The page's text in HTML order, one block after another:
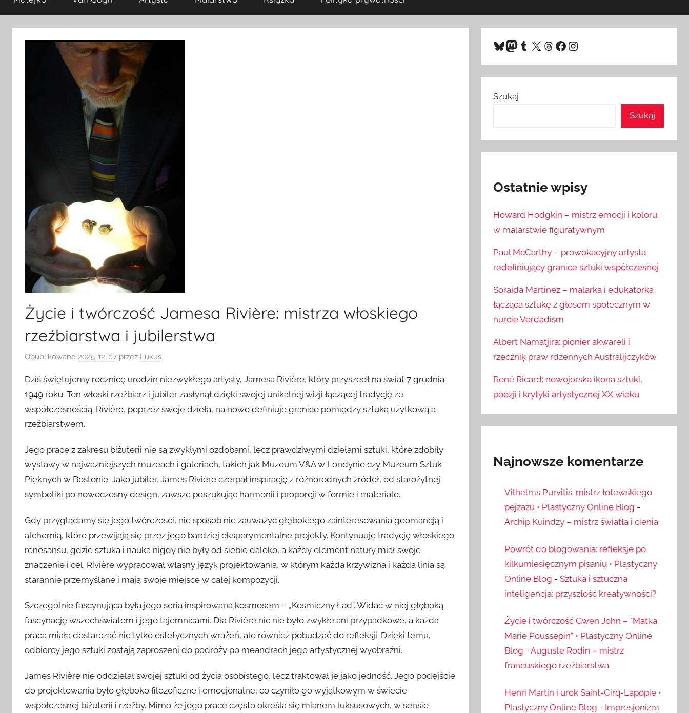
Życie i twórczość Jamesa Rivière: mistrza włoskiego
rzeźbiarstwa i jubilerstwa
Opublikowano 2025-12-07 przez Lukus
Dziś świętujemy rocznicę urodzin niezwykłego artysty, Jamesa Rivière, który przyszedł na świat 7 grudnia
1949 roku. Ten włoski rzeźbiarz i jubiler zasłynął dzięki swojej unikalnej wizji łączącej tradycję ze
współczesnością. Rivière, poprzez swoje dzieła, na nowo definiuje granice pomiędzy sztuką użytkową a
rzeźbiarstwem.
Jego prace z zakresu biżuterii nie są zwykłymi ozdobami, lecz prawdziwymi dziełami sztuki, które zdobiły
wystawy w najważniejszych muzeach i galeriach, takich jak Muzeum V&A w Londynie czy Muzeum Sztuk
Pięknych w Bostonie. Jako jubiler, James Rivière czerpał inspirację z różnorodnych źródeł, od starożytnej
symboliki po nowoczesny design, zawsze poszukując harmonii i proporcji w formie i materiale.
Gdy przyglądamy się jego twórczości, nie sposób nie zauważyć głębokiego zainteresowania geomancją i
alchemią, które przewijają się przez jego bardziej eksperymentalne projekty. Kontynuuje tradycję włoskiego
renesansu, gdzie sztuka i nauka nigdy nie były od siebie daleko, a każdy element natury miał swoje
znaczenie i cel. Rivière wypracował własny język projektowania, w którym każda krzywizna i każda linia są
starannie przemyślane i mają swoje miejsce w całej kompozycji.
Szczególnie fascynująca była jego seria inspirowana kosmosem – „Kosmiczny Ład”. Widać w niej głęboką
fascynację wszechświatem i jego tajemnicami. Dla Rivière nic nie było zwykłe ani przypadkowe, a każda
praca miała dostarczać nie tylko estetycznych wrażeń, ale również pobudzać do refleksji. Dzięki temu,
odbiorcy jego sztuki zostają zaproszeni do podróży po meandrach jego artystycznej wyobraźni.
James Rivière nie oddzielał swojej sztuki od życia osobistego, lecz traktował je jako jedność. Jego podejście
do projektowania było głęboko filozoficzne i emocjonalne, co czyniło go wyjątkowym w świecie
współczesnej biżuterii i rzeźby. Mimo że jego prace często określa się mianem luksusowych, w sensie
Bluesky
Mastodon
Tumblr
X Threads
Facebook
Instagram
Szukaj
Szukaj
Ostatnie wpisy
Howard Hodgkin – mistrz emocji i koloru
w malarstwie figuratywnym
Paul McCarthy – prowokacyjny artysta
redefiniujący granice sztuki współczesnej
Soraida Martinez – malarka i edukatorka
łącząca sztukę z głosem społecznym w
nurcie Verdadism
Albert Namatjira: pionier akwareli i
rzeczniķ praw rdzennych Australijczyków
René Ricard: nowojorska ikona sztuki,
poezji i krytyki artystycznej XX wieku
Najnowsze komentarze
Vilhelms Purvitis: mistrz łotewskiego
pejzażu • Plastyczny Online Blog -
Archip Kuindży – mistrz światła i cienia
Powrót do blogowania: refleksje po
kilkumiesięcznym pisaniu • Plastyczny
Online Blog - Sztuka i sztuczna
inteligencja: przyszłość kreatywności?
Życie i twórczość Gwen John – "Matka
Marie Poussepin" • Plastyczny Online
Blog - Auguste Rodin – mistrz
francuskiego rzeźbiarstwa
Henri Martin i urok Saint-Cirq-Lapopie •
Plastyczny Online Blog - Impresjonizm: